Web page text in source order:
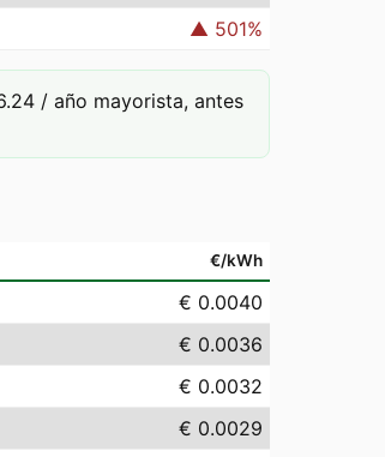
▲ 501%
/ año mayorista, antes
€/kWh
€ 0.0040
€ 0.0036
€ 0.0032
€ 0.0029